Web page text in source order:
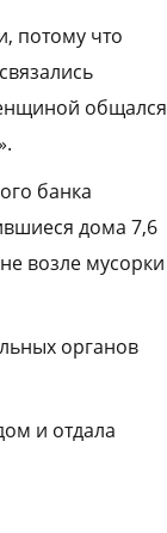
потому что
общался
банка
дома 7,6
возле мусорки
органов
и отдала